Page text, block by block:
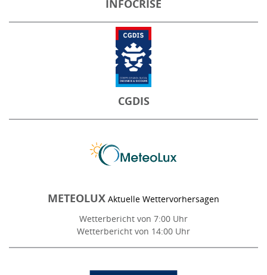
INFOCRISE
CGDIS
METEOLUX Aktuelle Wettervorhersagen
Wetterbericht von 7:00 Uhr
Wetterbericht von 14:00 Uhr